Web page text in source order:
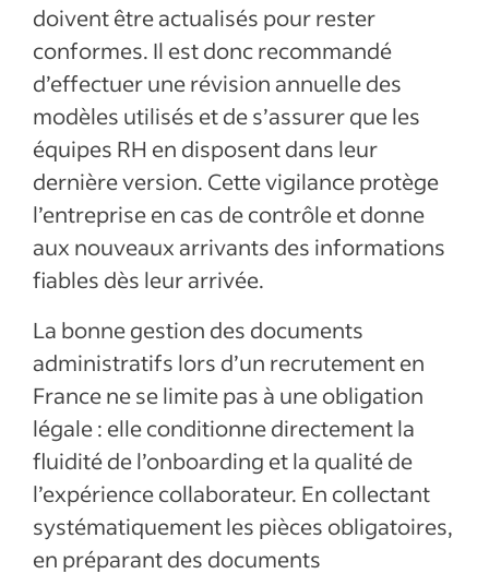
doivent être actualisés pour rester
conformes. Il est donc recommandé
d’effectuer une révision annuelle des
modèles utilisés et de s’assurer que les
équipes RH en disposent dans leur
dernière version. Cette vigilance protège
l’entreprise en cas de contrôle et donne
aux nouveaux arrivants des informations
fiables dès leur arrivée.
La bonne gestion des documents
administratifs lors d’un recrutement en
France ne se limite pas à une obligation
légale : elle conditionne directement la
fluidité de l’onboarding et la qualité de
l’expérience collaborateur. En collectant
systématiquement les pièces obligatoires,
en préparant des documents